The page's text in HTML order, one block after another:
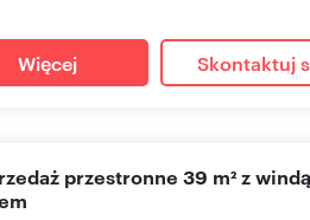
Więcej Skontaktuj